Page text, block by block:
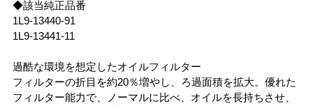
◆該当純正品番
1L9-13440-91
1L9-13441-11
過酷な環境を想定したオイルフィルター
フィルターの折目を約20％増やし、ろ過面積を拡大。優れた
フィルター能力で、ノーマルに比べ、オイルを長持ちさせ、